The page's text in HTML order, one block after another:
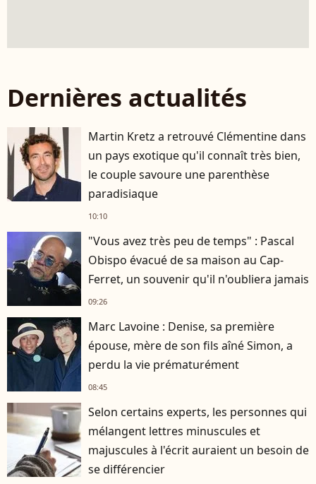
Dernières actualités
Martin Kretz a retrouvé Clémentine dans
un pays exotique qu'il connaît très bien,
le couple savoure une parenthèse
paradisiaque
10:10
"Vous avez très peu de temps" : Pascal
Obispo évacué de sa maison au Cap-
Ferret, un souvenir qu'il n'oubliera jamais
09:26
Marc Lavoine : Denise, sa première
épouse, mère de son fils aîné Simon, a
perdu la vie prématurément
08:45
Selon certains experts, les personnes qui
mélangent lettres minuscules et
majuscules à l'écrit auraient un besoin de
se différencier